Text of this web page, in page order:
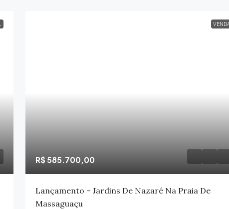
R$ 585.700,00
Lançamento – Jardins De Nazaré Na Praia De
Massaguaçu